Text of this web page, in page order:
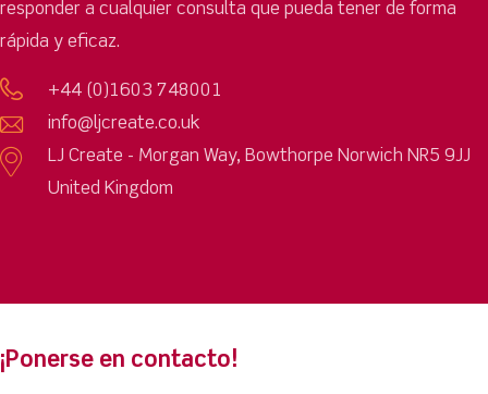
responder a cualquier consulta que pueda tener de forma
rápida y eficaz.
+44 (0)1603 748001
info@ljcreate.co.uk
LJ Create - Morgan Way, Bowthorpe Norwich NR5 9JJ
United Kingdom
¡Ponerse en contacto!